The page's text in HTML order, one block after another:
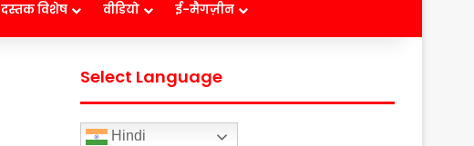
दस्तक विशेष वीडियो ई-मैगज़ीन
Select Language
Hindi